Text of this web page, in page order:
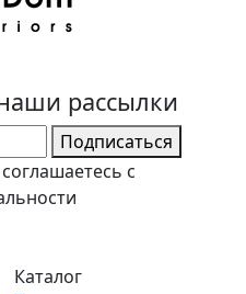
Каталог
рассылки
Подписаться
с